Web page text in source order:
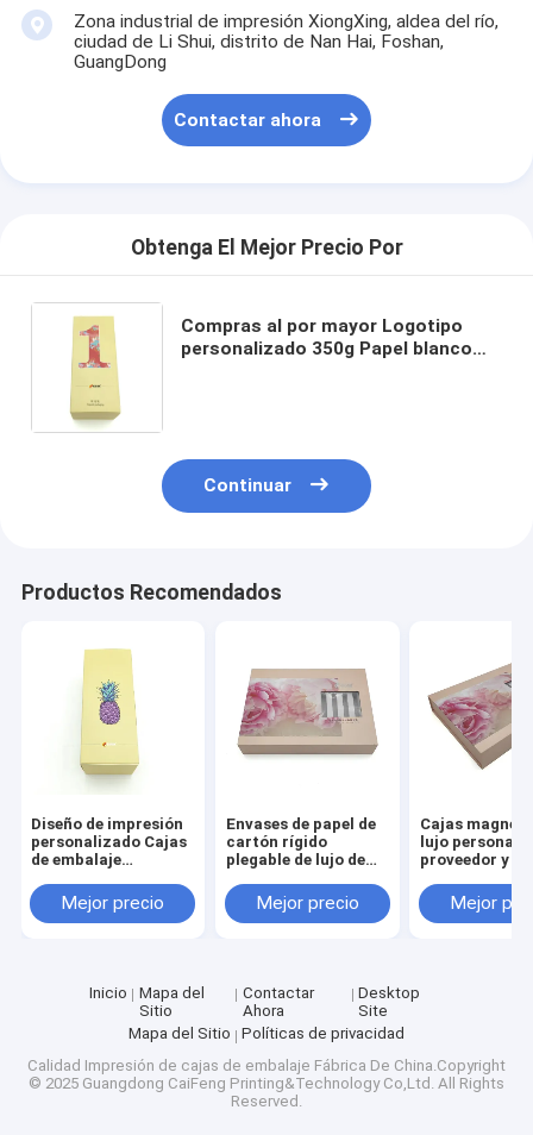
Zona industrial de impresión XiongXing, aldea del río,
ciudad de Li Shui, distrito de Nan Hai, Foshan,
GuangDong
Contactar ahora
Obtenga El Mejor Precio Por
Compras al por mayor Logotipo
personalizado 350g Papel blanco
Continuar
Productos Recomendados
Diseño de impresión
personalizado Cajas
de embalaje
Bottom Two Tuck
End Packaging Caja
Mejor precio
Envases de papel de
cartón rígido
plegable de lujo de
regalo de lujo
envases para
Mejor precio
Cajas
lujo
proveedor y
caja de regalo
embalaje
Mejor
Inicio
Mapa del
Sitio
Contactar
Ahora
Desktop
Site
Mapa del Sitio
Políticas de privacidad
Calidad Impresión de cajas de embalaje Fábrica De China.Copyright
© 2025 Guangdong CaiFeng Printing&Technology Co,Ltd. All Rights
Reserved.